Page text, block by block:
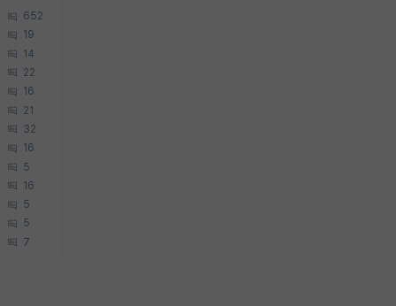
652
19
14
22
16
21
32
16
5
16
5
5
7